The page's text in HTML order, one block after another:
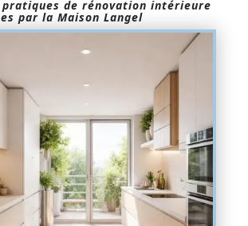
de rénovation intérieure
par la Maison Langel